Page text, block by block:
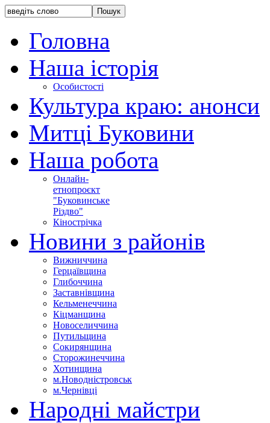
Головна
Наша історія
Особистості
Культура краю: анонси
Митці Буковини
Наша робота
Онлайн-
етнопроєкт
"Буковинське
Різдво"
Кінострічка
Новини з районів
Вижниччина
Герцаївщина
Глибоччина
Заставнівщина
Кельменеччина
Кіцманщина
Новоселиччина
Путильщина
Сокирянщина
Сторожинеччина
Хотинщина
м.Новодністровськ
м.Чернівці
Народні майстри